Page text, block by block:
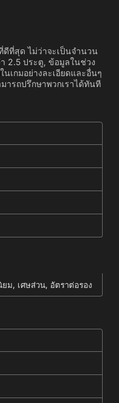
ที่สุด ไม่ว่าจะเป็นจำนวน
2.5 ประตู, ข้อมูลในช่วง
เกมอย่างละเอียดและอื่นๆ
ารถปรึกษาพวกเราได้ทันที
ม, เศษส่วน, อัตราต่อรอง